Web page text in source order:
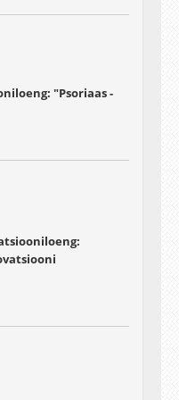
"Psoriaas -